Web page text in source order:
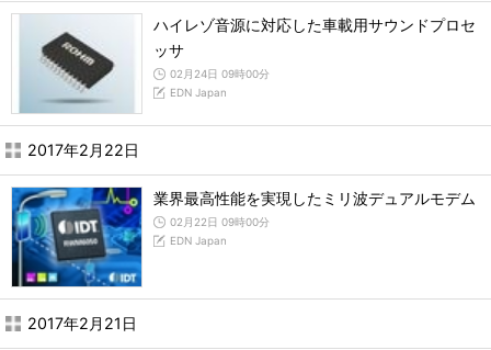
ハイレゾ音源に対応した車載用サウンドプロセ
ッサ
02月24日 09時00分
EDN Japan
2017年2月22日
業界最高性能を実現したミリ波デュアルモデム
02月22日 09時00分
EDN Japan
2017年2月21日